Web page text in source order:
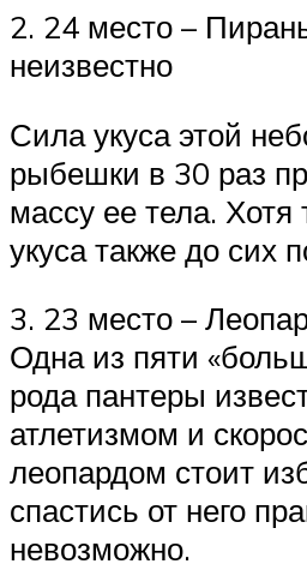
2. 24 место –
неизвестно
Сила укуса этой
рыбешки в 30 раз
массу ее тела. Хотя
укуса также до сих
3. 23 место –
Одна из пяти
рода пантеры
атлетизмом и
леопардом стоит
спастись от него
невозможно.